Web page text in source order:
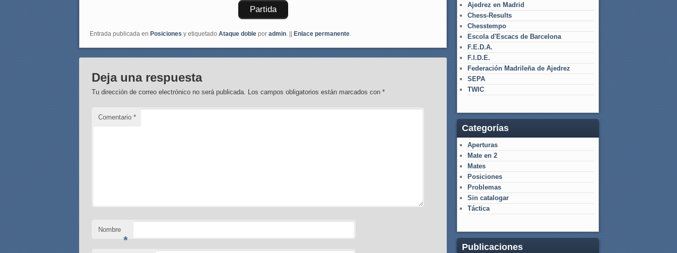
Partida
Entrada publicada en Posiciones y etiquetado Ataque doble por admin. || Enlace permanente.
Deja una respuesta
Tu dirección de correo electrónico no será publicada. Los campos obligatorios están marcados con*
Comentario*
Nombre
*
Ajedrez en Madrid
Chess-Results
Chesstempo
Escola d'Escacs de Barcelona
F.E.D.A.
F.I.D.E.
Federación Madrileña de Ajedrez
SEPA
TWIC
Categorías
Aperturas
Mate en 2
Mates
Posiciones
Problemas
Sin catalogar
Táctica
Publicaciones